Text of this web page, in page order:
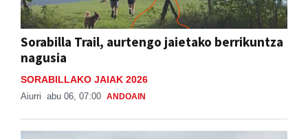
Sorabilla Trail, aurtengo jaietako berrikuntza
nagusia
SORABILLAKO JAIAK 2026
Aiurri abu 06, 07:00 ANDOAIN